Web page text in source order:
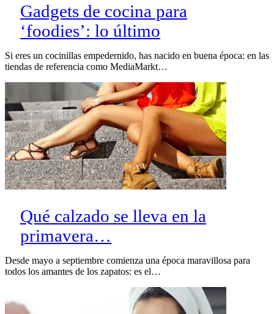
Gadgets de cocina para
‘foodies’: lo último
Si eres un cocinillas empedernido, has nacido en buena época: en las
tiendas de referencia como MediaMarkt…
Qué calzado se lleva en la
primavera…
Desde mayo a septiembre comienza una época maravillosa para
todos los amantes de los zapatos: es el…